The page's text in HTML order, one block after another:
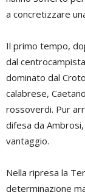
a concretizzare
Il primo tempo,
dal
dominato dal
calabrese,
rossoverdi. Pur
difesa da
vantaggio.
Nella ripresa la
determinazione